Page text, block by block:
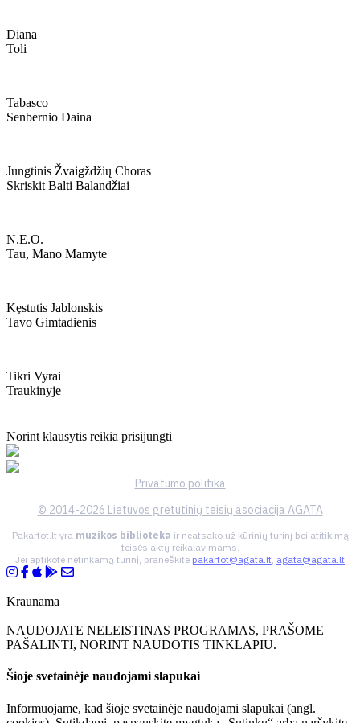
Diana
Toli
Tabasco
Senbernio Daina
Jungtinis Žvaigždžių Choras
Skriskit Balti Balandžiai
N.e.o.
Tau, Mano Mamyte
Kęstutis Jablonskis
Tavo Gimtadienis
Tikri Vyrai
Traukinyje
Norint klausytis reikia prisijungti
Privatumo politika
© 2014-2026 Lietuvos gretutinių teisių asociacija AGATA
Pakartot.lt yra muzikos biblioteka ir neatsako už kūrinių turinį bei atitikimą
teisės aktų reikalavimams.
Jei aptikote netinkamą turinį, praneškite pakartot@agata.lt, agata@agata.lt
Kraunama
NAUDOJATE NELEISTINAS PROGRAMAS, PRAŠOME
PAŠALINTI, NORINT NAUDOTIS TINKLAPIU.
Šioje svetainėje naudojami slapukai
Informuojame, kad šioje svetainėje naudojami slapukai (angl.